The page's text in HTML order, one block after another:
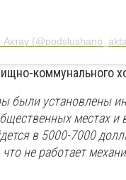
коммунального
были установлены
местах и
в 5000-7000
не работает